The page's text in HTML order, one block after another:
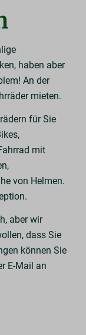
haben aber
An der
mieten.
für Sie
mit
von Helmen.
aber wir
dass Sie
können Sie
E-Mail an